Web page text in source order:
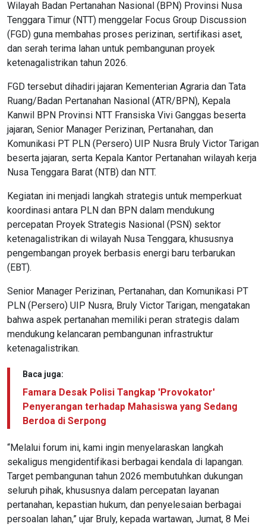
Wilayah Badan Pertanahan Nasional (BPN) Provinsi Nusa
Tenggara Timur (NTT) menggelar Focus Group Discussion
(FGD) guna membahas proses perizinan, sertifikasi aset,
dan serah terima lahan untuk pembangunan proyek
ketenagalistrikan tahun 2026.
FGD tersebut dihadiri jajaran Kementerian Agraria dan Tata
Ruang/Badan Pertanahan Nasional (ATR/BPN), Kepala
Kanwil BPN Provinsi NTT Fransiska Vivi Ganggas beserta
jajaran, Senior Manager Perizinan, Pertanahan, dan
Komunikasi PT PLN (Persero) UIP Nusra Bruly Victor Tarigan
beserta jajaran, serta Kepala Kantor Pertanahan wilayah kerja
Nusa Tenggara Barat (NTB) dan NTT.
Kegiatan ini menjadi langkah strategis untuk memperkuat
koordinasi antara PLN dan BPN dalam mendukung
percepatan Proyek Strategis Nasional (PSN) sektor
ketenagalistrikan di wilayah Nusa Tenggara, khususnya
pengembangan proyek berbasis energi baru terbarukan
(EBT).
Senior Manager Perizinan, Pertanahan, dan Komunikasi PT
PLN (Persero) UIP Nusra, Bruly Victor Tarigan, mengatakan
bahwa aspek pertanahan memiliki peran strategis dalam
mendukung kelancaran pembangunan infrastruktur
ketenagalistrikan.
Baca juga:
Famara Desak Polisi Tangkap 'Provokator'
Penyerangan terhadap Mahasiswa yang Sedang
Berdoa di Serpong
“Melalui forum ini, kami ingin menyelaraskan langkah
sekaligus mengidentifikasi berbagai kendala di lapangan.
Target pembangunan tahun 2026 membutuhkan dukungan
seluruh pihak, khususnya dalam percepatan layanan
pertanahan, kepastian hukum, dan penyelesaian berbagai
persoalan lahan,” ujar Bruly, kepada wartawan, Jumat, 8 Mei